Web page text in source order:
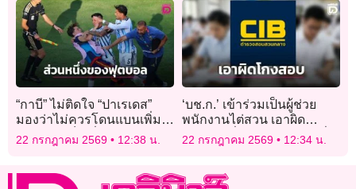
“กาบี” ไม่ติดใจ “ปาเรเดส”
มองว่าไม่ควรโดนแบนเพิ่ม
เพราะถือเป็นเรื่องธรรมดา
แม้โดนอัดหลังเกมนัดชิง
22 กรกฎาคม 2569 12:38 น.
‘บช.ก.’ เข้าร่วมเป็นผู้ช่วย
พนักงานไต่สวน เอาผิด
‘บุคคล’ เอี่ยวโกงสอบท้องถิ่น
22 กรกฎาคม 2569 12:34 น.